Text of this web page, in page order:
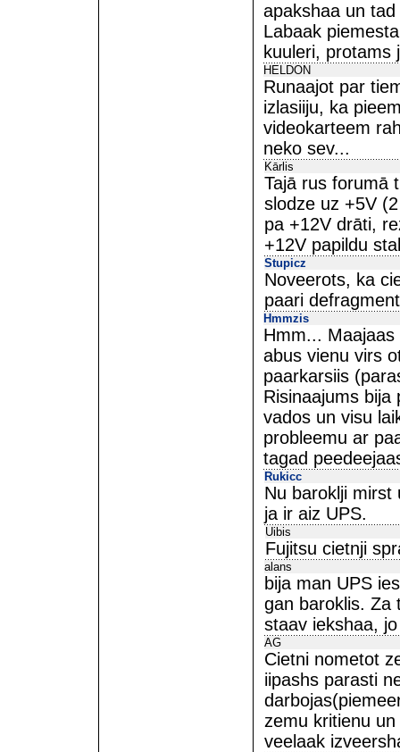
apakshaa un
Labaak
kuuleri, protams
HELDON
Runaajot par
izlasiiju, ka
videokarteem
neko sev...
Kārlis
Tajā rus forumā
slodze uz +5V
pa +12V drāti,
+12V papildu
Stupicz
Noveerots, ka
paari
Hmmzis
Hmm...
abus vienu virs
paarkarsiis
Risinaajums bija
vados un visu
probleemu ar
tagad
Rukicc
Nu baroklji mirst
ja ir aiz UPS.
Uibis
Fujitsu cietnji
alans
bija man UPS
gan baroklis. Za
staav iekshaa,
AG
Cietni nometot
iipashs parasti
zemu kritienu
veelaak